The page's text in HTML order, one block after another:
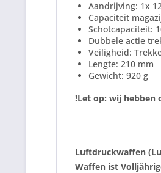
Aandrijving: 1x
Capaciteit
Schotcapaciteit:
Dubbele actie
Veiligheid:
Lengte: 210 mm
Gewicht: 920 g
!Let op: wij hebben
Luftdruckwaffen
Waffen ist